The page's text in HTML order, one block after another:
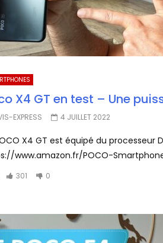
X4 GT en test – Une
EXPRESS 4 JUILLET 2022
X4 GT est équipé du processeur
www.amazon.fr/POCO-
301 0